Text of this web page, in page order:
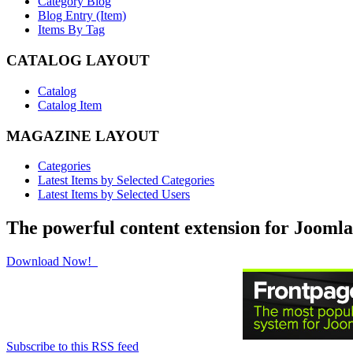
Blog Entry (Item)
Items By Tag
CATALOG LAYOUT
Catalog
Catalog Item
MAGAZINE LAYOUT
Categories
Latest Items by Selected Categories
Latest Items by Selected Users
The powerful content extension for
Download Now!
Subscribe to this RSS feed